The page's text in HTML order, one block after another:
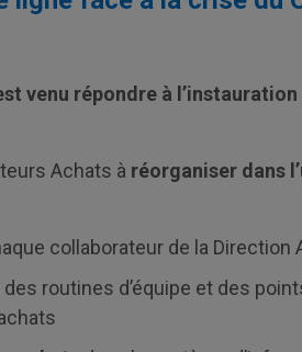
venu répondre à l’instauration
Achats à réorganiser dans
collaborateur de la Direction
des routines d’équipe et des